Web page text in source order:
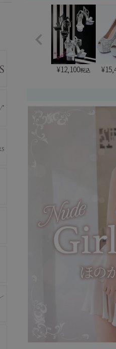
¥12,100税込 ¥